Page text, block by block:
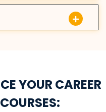
YOUR CAREER